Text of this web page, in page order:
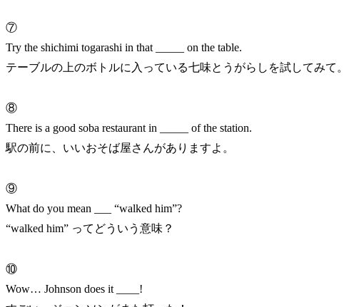
⑦
Try the shichimi togarashi in that _____ on the table.
テーブルの上のボトルに入っている七味とうがらしを試してみて。
⑧
There is a good soba restaurant in _____ of the station.
駅の前に、いいおそば屋さんがありますよ。
⑨
What do you mean ___ “walked him”?
“walked him” ってどういう意味？
⑩
Wow… Johnson does it ____!